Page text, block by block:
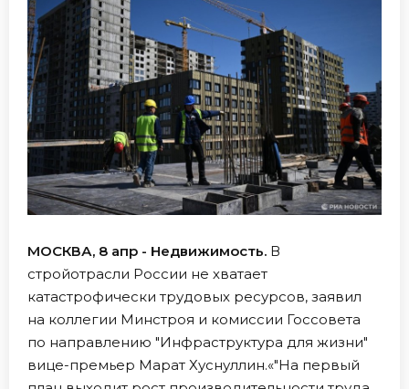
МОСКВА, 8 апр - Недвижимость. В
стройотрасли России не хватает
катастрофически трудовых ресурсов, заявил
на коллегии Минстроя и комиссии Госсовета
по направлению "Инфраструктура для жизни"
вице-премьер Марат Хуснуллин.«"На первый